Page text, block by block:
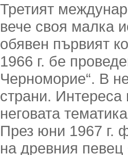
Третият
вече своя малка
обявен първият
1966 г. бе
Черноморие“. В
страни. Интереса
неговата
През юни 1967 г.
на древния